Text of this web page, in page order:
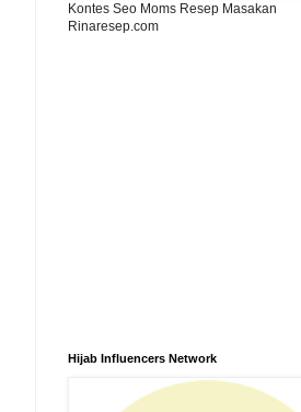
Kontes Seo Moms Resep Masakan
Rinaresep.com
Hijab Influencers Network